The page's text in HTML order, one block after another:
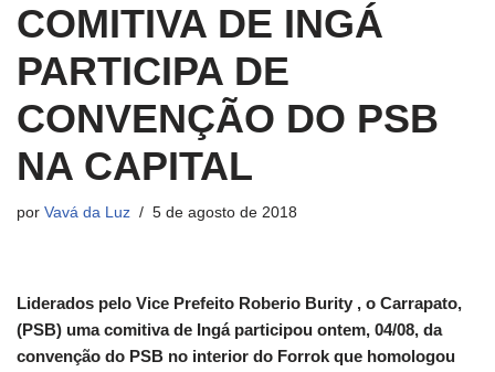
COMITIVA DE INGÁ
PARTICIPA DE
CONVENÇÃO DO PSB
NA CAPITAL
por Vavá da Luz 5 de agosto de 2018
Liderados pelo Vice Prefeito Roberio Burity , o Carrapato,
(PSB) uma comitiva de Ingá participou ontem, 04/08, da
convenção do PSB no interior do Forrok que homologou